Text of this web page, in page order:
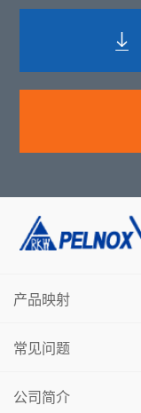
产品映射
常见问题
公司简介